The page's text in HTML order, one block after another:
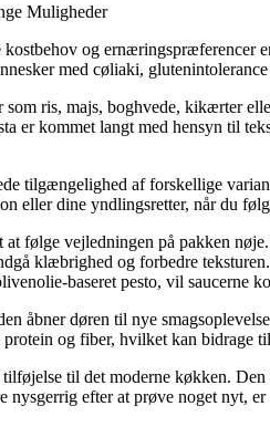
Muligheder
og ernæringspræferencer
med cøliaki,
ris, majs, boghvede, kikærter
er kommet langt med hensyn til
tilgængelighed af forskellige
eller dine yndlingsretter, når du
følge vejledningen på pakken
klæbrighed og forbedre
baseret pesto, vil saucerne
åbner døren til nye
og fiber, hvilket kan bidrage
til det moderne køkken.
nysgerrig efter at prøve noget nyt,